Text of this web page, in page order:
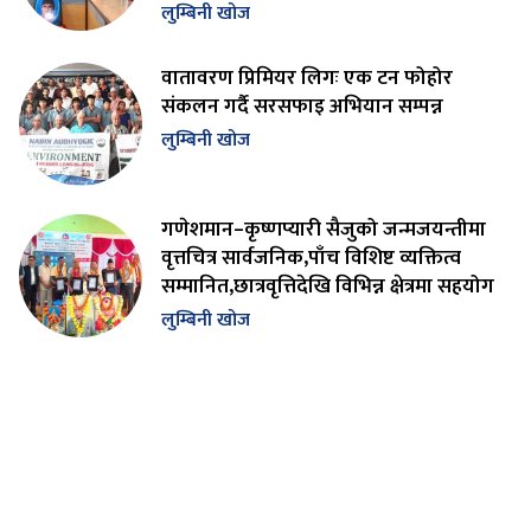
लुम्बिनी खोज
वातावरण प्रिमियर लिगः एक टन फोहोर
संकलन गर्दै सरसफाइ अभियान सम्पन्न
लुम्बिनी खोज
गणेशमान–कृष्णप्यारी सैजुको जन्मजयन्तीमा
वृत्तचित्र सार्वजनिक,पाँच विशिष्ट व्यक्तित्व
सम्मानित,छात्रवृत्तिदेखि विभिन्न क्षेत्रमा सहयोग
लुम्बिनी खोज